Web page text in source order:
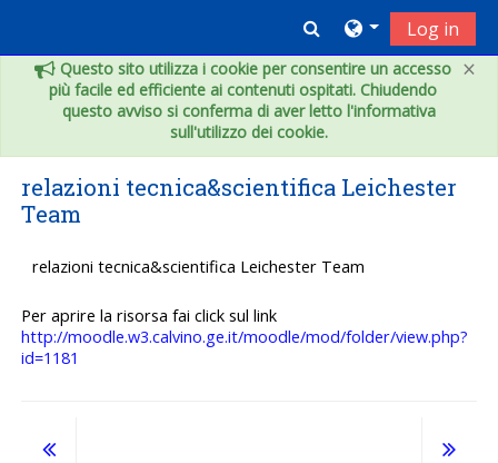
×
Questo sito utilizza i cookie per consentire un accesso
più facile ed efficiente ai contenuti ospitati. Chiudendo
questo avviso si conferma di aver letto l'informativa
sull'utilizzo dei cookie.
Toggle search
Log in
relazioni tecnica&scientifica Leichester
Team
relazioni tecnica&scientifica Leichester Team
Per aprire la risorsa fai click sul link
http://moodle.w3.calvino.ge.it/moodle/mod/folder/view.php?
id=1181